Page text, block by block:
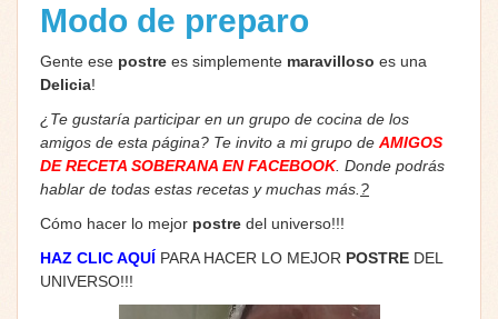
Modo de preparo
Gente ese postre es simplemente maravilloso es una
Delicia!
¿Te gustaría participar en un grupo de cocina de los
amigos de esta página? Te invito a mi grupo de AMIGOS
DE RECETA SOBERANA EN FACEBOOK. Donde podrás
hablar de todas estas recetas y muchas más. ?
Cómo hacer lo mejor postre del universo!!!
HAZ CLIC AQUÍ PARA HACER LO MEJOR POSTRE DEL
UNIVERSO!!!